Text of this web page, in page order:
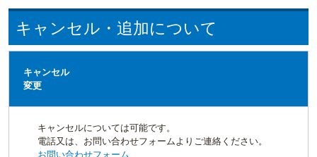
キャンセル・追加について
キャンセル
変更
キャンセルについては可能です。
電話又は、お問い合わせフォームよりご連絡ください。
お問い合わせフォーム